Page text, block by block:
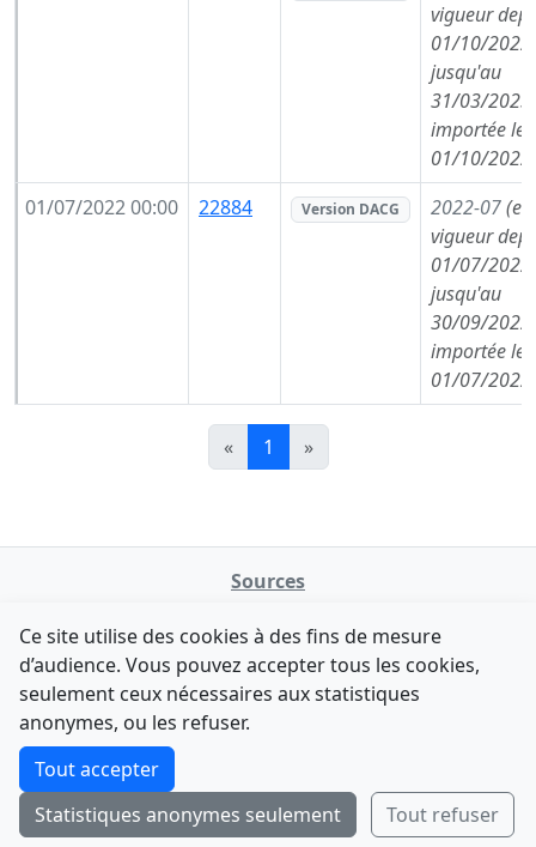
vigueur
01/10/2022,
jusqu'au
31/03/2023,
importée le
01/10/2022)
01/07/2022 00:00
22884 Version DACG 2022-07(en
vigueur
01/07/2022,
jusqu'au
30/09/2022,
importée le
01/07/2022)
« 1 »
Sources
data.gouv.fr
Legifrance - API
Contact
F-Droid·App Store
Tchap
© 2026retiolus— NATINFo
Comment avez-vous découvert NATINFo ?
Une courte réponse suffit (500 caractères max).
Envoyer Ignorer
Ce site utilise des cookies à des fins de mesure
d’audience. Vous pouvez accepter tous les cookies,
seulement ceux nécessaires aux statistiques
anonymes, ou les refuser.
Tout accepter
Statistiques anonymes seulement
Tout refuser